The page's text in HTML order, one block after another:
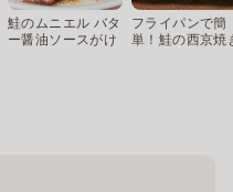
鮭のムニエル バタ
ー醤油ソースがけ
フライパンで簡
単！鮭の西京焼